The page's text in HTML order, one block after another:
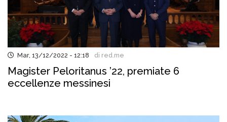
Mar, 13/12/2022 - 12:18 di red.me
Magister Peloritanus ’22, premiate 6
eccellenze messinesi